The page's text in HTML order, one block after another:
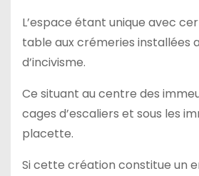
L’espace étant unique avec
table aux crémeries installées
d’incivisme.
Ce situant au centre des
cages d’escaliers et sous les
placette.
Si cette création constitue un